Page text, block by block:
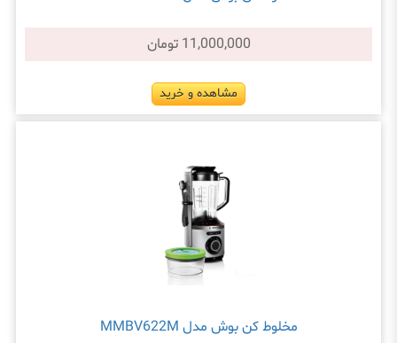
11,000,000 تومان
مشاهده و خرید
مخلوط کن بوش مدل MMBV622M